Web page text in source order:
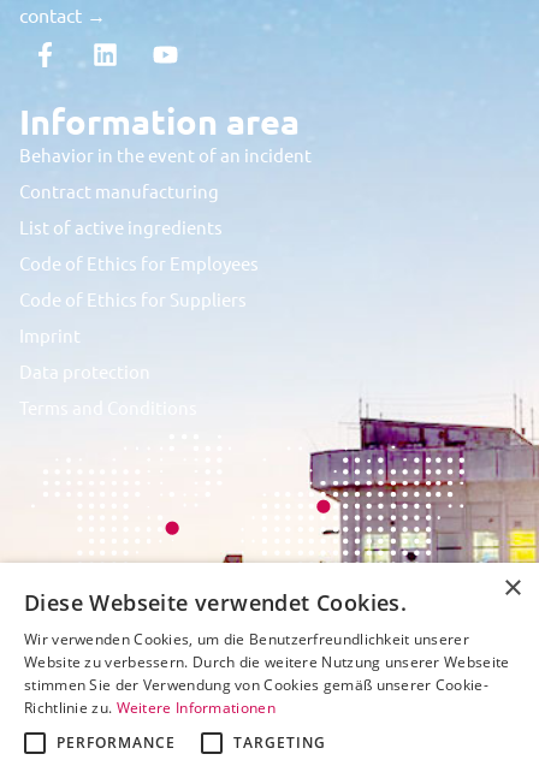
contact →
Information area
Behavior in the event of an incident
Contract manufacturing
List of active ingredients
Code of Ethics for Employees
Code of Ethics for Suppliers
Imprint
Data protection
Terms and Conditions
×
Diese Webseite verwendet Cookies.
Wir verwenden Cookies, um die Benutzerfreundlichkeit unserer
Website zu verbessern. Durch die weitere Nutzung unserer Webseite
stimmen Sie der Verwendung von Cookies gemäß unserer Cookie-
Richtlinie zu. Weitere Informationen
PERFORMANCE
TARGETING